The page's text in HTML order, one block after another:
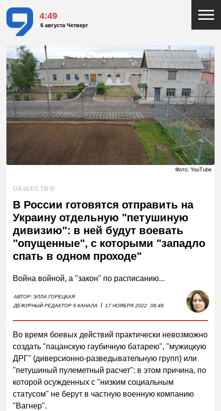
4:49
6 августа Четверг
Фото: YouTube
ОБЩЕСТВО
В России готовятся отправить на
Украину отдельную "петушиную
дивизию": в ней будут воевать
"опущенные", с которыми "западло
спать в одном проходе"
Война войной, а "закон" по расписанию...
АВТОР:ЭЛЛА ГОРЕЦКАЯ
ДЕЖУРНЫЙ РЕДАКТОР 9 КАНАЛА
I 17 НОЯБРЯ 2022 08:48
Во время боевых действий практически невозможно
создать "пацанскую гаубичную батарею", "мужицкую
ДРГ" (диверсионно-разведывательную групп) или
"петушиный пулеметный расчет": в этом причина, по
которой осужденных с "низким социальным
статусом" не берут в частную военную компанию
"Вагнер".